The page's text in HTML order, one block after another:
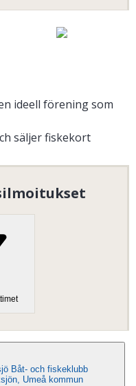
ideell förening som
säljer fiskekort
sjön. Klubben har
Båt- och fiskeklubb
Umeå kommun